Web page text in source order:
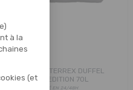
SAC EN TOILE TERREX DUFFEL
RAIN.RDY EXPEDITION 70L
EN STOCK - EXPÉDIÉ EN 24/48H